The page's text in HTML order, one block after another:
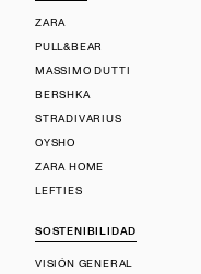
ZARA
PULL&BEAR
MASSIMO DUTTI
BERSHKA
STRADIVARIUS
OYSHO
ZARA HOME
LEFTIES
SOSTENIBILIDAD
VISIÓN GENERAL